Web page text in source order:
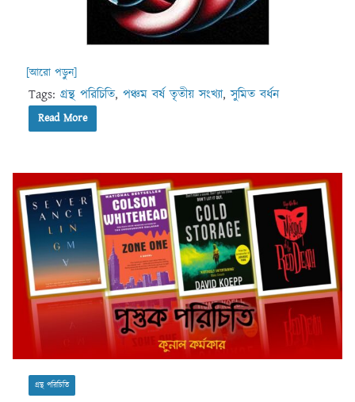
[আরো পড়ুন]
Tags: গ্রন্থ পরিচিতি, পঞ্চম বর্ষ তৃতীয় সংখ্যা,সুমিত বর্ধন
Read More
গ্রন্থ পরিচিতি